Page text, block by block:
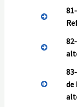
81-
82-
83-
de